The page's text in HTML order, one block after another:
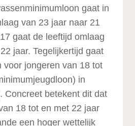
gaat in
van 23 jaar naar 21
gaat de leeftijd omlaag
jaar. Tegelijkertijd gaat
voor jongeren van 18 tot
in
Concreet betekent dit dat
18 tot en met 22 jaar
een hoger wettelijk